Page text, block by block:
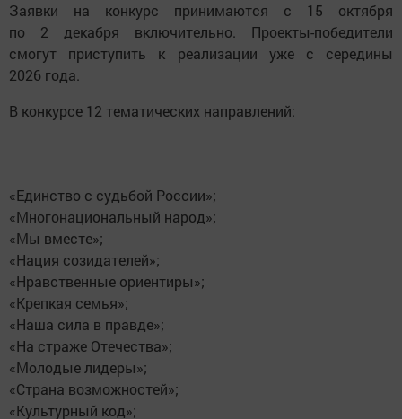
Заявки на конкурс принимаются с 15 октября
по 2 декабря включительно. Проекты-победители
смогут приступить к реализации уже с середины
2026 года.
В конкурсе 12 тематических направлений:
«Единство с судьбой России»;
«Многонациональный народ»;
«Мы вместе»;
«Нация созидателей»;
«Нравственные ориентиры»;
«Крепкая семья»;
«Наша сила в правде»;
«На страже Отечества»;
«Молодые лидеры»;
«Страна возможностей»;
«Культурный код»;